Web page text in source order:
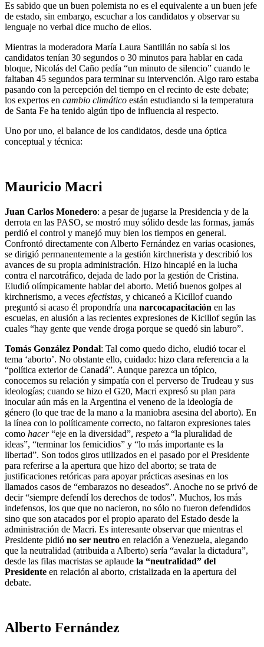
Es sabido que un buen polemista no es el equivalente a un buen jefe
de estado, sin embargo, escuchar a los candidatos y observar su
lenguaje no verbal dice mucho de ellos.
Mientras la moderadora María Laura Santillán no sabía si los
candidatos tenían 30 segundos o 30 minutos para hablar en cada
bloque, Nicolás del Caño pedía “un minuto de silencio” cuando le
faltaban 45 segundos para terminar su intervención. Algo raro estaba
pasando con la percepción del tiempo en el recinto de este debate;
los expertos en cambio climático están estudiando si la temperatura
de Santa Fe ha tenido algún tipo de influencia al respecto.
Uno por uno, el balance de los candidatos, desde una óptica
conceptual y técnica:
Mauricio Macri
Juan Carlos Monedero: a pesar de jugarse la Presidencia y de la
derrota en las PASO, se mostró muy sólido desde las formas, jamás
perdió el control y manejó muy bien los tiempos en general.
Confrontó directamente con Alberto Fernández en varias ocasiones,
se dirigió permanentemente a la gestión kirchnerista y describió los
avances de su propia administración. Hizo hincapié en la lucha
contra el narcotráfico, dejada de lado por la gestión de Cristina.
Eludió olímpicamente hablar del aborto. Metió buenos golpes al
kirchnerismo, a veces efectistas, y chicaneó a Kicillof cuando
preguntó si acaso él propondría una narcocapacitación en las
escuelas, en alusión a las recientes expresiones de Kicillof según las
cuales “hay gente que vende droga porque se quedó sin laburo”.
Tomás González Pondal: Tal como quedo dicho, eludió tocar el
tema ‘aborto’. No obstante ello, cuidado: hizo clara referencia a la
“política exterior de Canadá”. Aunque parezca un tópico,
conocemos su relación y simpatía con el perverso de Trudeau y sus
ideologías; cuando se hizo el G20, Macri expresó su plan para
inocular aún más en la Argentina el veneno de la ideología de
género (lo que trae de la mano a la maniobra asesina del aborto). En
la línea con lo políticamente correcto, no faltaron expresiones tales
como hacer“eje en la diversidad”, respeto a “la pluralidad de
ideas”, “terminar los femicidios” y “lo más importante es la
libertad”. Son todos giros utilizados en el pasado por el Presidente
para referirse a la apertura que hizo del aborto; se trata de
justificaciones retóricas para apoyar prácticas asesinas en los
llamados casos de “embarazos no deseados”. Anoche no se privó de
decir “siempre defendí los derechos de todos”. Muchos, los más
indefensos, los que que no nacieron, no sólo no fueron defendidos
sino que son atacados por el propio aparato del Estado desde la
administración de Macri. Es interesante observar que mientras el
Presidente pidió no ser neutro en relación a Venezuela, alegando
que la neutralidad (atribuida a Alberto) sería “avalar la dictadura”,
desde las filas macristas se aplaude la “neutralidad” del
Presidente en relación al aborto, cristalizada en la apertura del
debate.
Alberto Fernández